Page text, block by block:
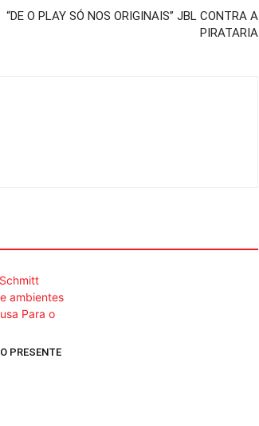
“DE O PLAY SÓ NOS ORIGINAIS” JBL CONTRA A
PIRATARIA
PRESENTE